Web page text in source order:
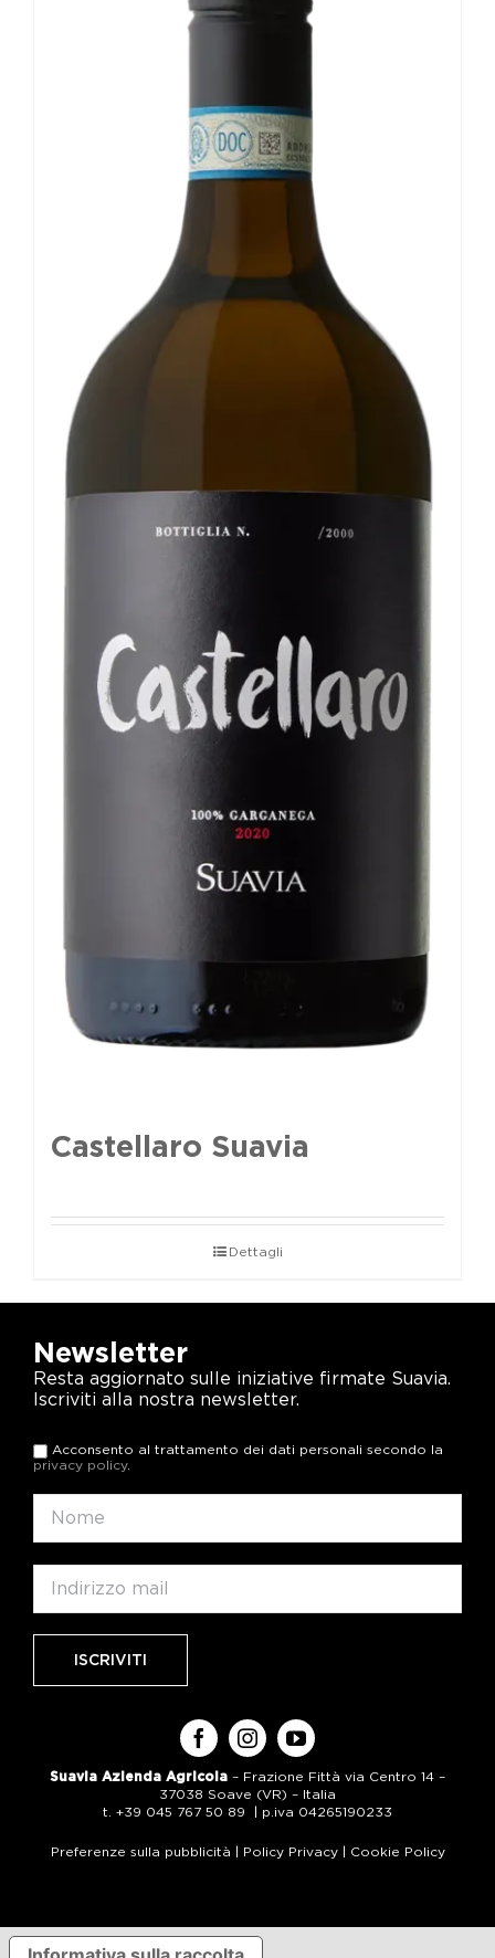
Castellaro Suavia
Dettagli
Newsletter
Resta aggiornato sulle iniziative firmate Suavia.
Iscriviti alla nostra newsletter.
Acconsento al trattamento dei dati personali secondo la
privacy policy.
Suavia Azienda Agricola – Frazione Fittà via Centro 14 –
37038 Soave (VR) – Italia
t. +39 045 767 50 89 | p.iva 04265190233
Preferenze sulla pubblicità | Policy Privacy| Cookie Policy